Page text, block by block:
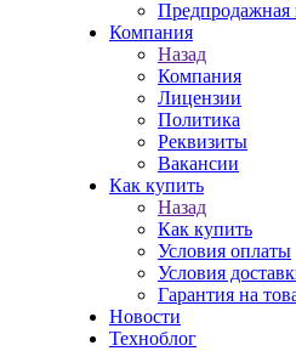
Предпродажная
Компания
Назад
Компания
Лицензии
Политика
Реквизиты
Вакансии
Как купить
Назад
Как купить
Условия оплаты
Условия
Гарантия на
Новости
Техноблог